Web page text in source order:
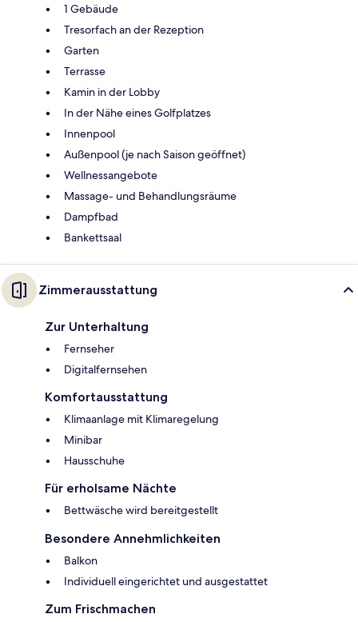
1 Gebäude
Tresorfach an der Rezeption
Garten
Terrasse
Kamin in der Lobby
In der Nähe eines Golfplatzes
Innenpool
Außenpool (je nach Saison geöffnet)
Wellnessangebote
Massage- und Behandlungsräume
Dampfbad
Bankettsaal
Zimmerausstattung
Zur Unterhaltung
Fernseher
Digitalfernsehen
Komfortausstattung
Klimaanlage mit Klimaregelung
Minibar
Hausschuhe
Für erholsame Nächte
Bettwäsche wird bereitgestellt
Besondere Annehmlichkeiten
Balkon
Individuell eingerichtet und ausgestattet
Zum Frischmachen